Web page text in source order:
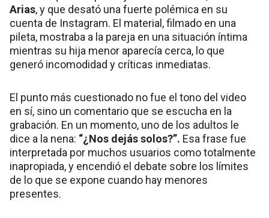
Arias, y que desató una fuerte polémica en su
cuenta de Instagram. El material, filmado en una
pileta, mostraba a la pareja en una situación íntima
mientras su hija menor aparecía cerca, lo que
generó incomodidad y críticas inmediatas.
El punto más cuestionado no fue el tono del video
en sí, sino un comentario que se escucha en la
grabación. En un momento, uno de los adultos le
dice a la nena: “¿Nos dejás solos?”. Esa frase fue
interpretada por muchos usuarios como totalmente
inapropiada, y encendió el debate sobre los límites
de lo que se expone cuando hay menores
presentes.